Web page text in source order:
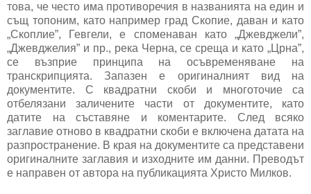
това, че често има противоречия в названията на един и
същ топоним, като например град Скопие, даван и като
„Скоплие”, Гевгели, е споменаван като „Джевджели”,
„Джевджелия” и пр., река Черна, се среща и като „Црна”,
се възприе принципа на осъвременяване на
транскрипцията. Запазен е оригиналният вид на
документите. С квадратни скоби и многоточие са
отбелязани заличените части от документите, като
датите на съставяне и коментарите. След всяко
заглавие отново в квадратни скоби е включена датата на
разпространение. В края на документите са представени
оригиналните заглавия и изходните им данни. Преводът
е направен от автора на публикацията Христо Милков.